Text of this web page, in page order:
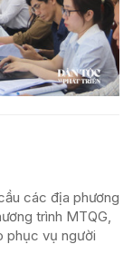
các địa phương
trình MTQG,
phục vụ người